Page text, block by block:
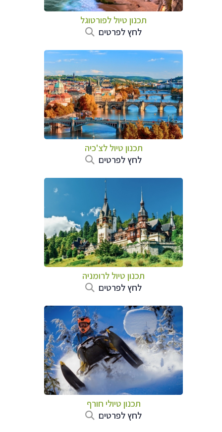
תכנון טיול לפורטוגל
לחץ לפרטים
תכנון טיול לצ'כיה
לחץ לפרטים
תכנון טיול לרומניה
לחץ לפרטים
תכנון טיולי חורף
לחץ לפרטים